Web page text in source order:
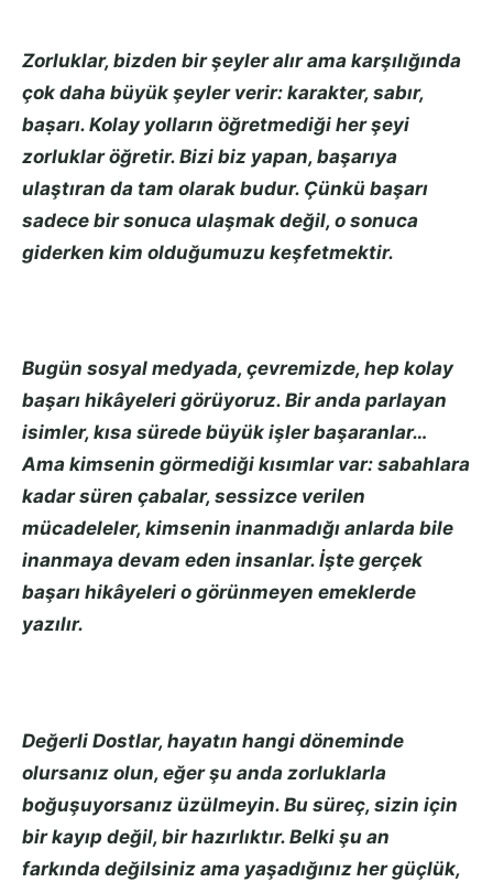
Zorluklar, bizden bir şeyler alır ama karşılığında
çok daha büyük şeyler verir: karakter, sabır,
baṣarı. Kolay yolların öğretmediği her şeyi
zorluklar öğretir. Bizi biz yapan, başarıya
ulaştıran da tam olarak budur. Çünkü başarı
sadece bir sonuca ulaşmak değil, o sonuca
giderken kim olduğumuzu keşfetmektir.
Bugün sosyal medyada, çevremizde, hep kolay
başarı hikâyeleri görüyoruz. Bir anda parlayan
isimler, kısa sürede büyük işler başaranlar…
Ama kimsenin görmediği kısımlar var: sabahlara
kadar süren çabalar, sessizce verilen
mücadeleler, kimsenin inanmadığı anlarda bile
inanmaya devam eden insanlar. İşte gerçek
başarı hikâyeleri o görünmeyen emeklerde
yazılır.
Değerli Dostlar, hayatın hangi döneminde
olursanız olun, eğer şu anda zorluklarla
boğuşuyorsanız üzülmeyin. Bu süreç, sizin için
bir kayıp değil, bir hazırlıktır. Belki şu an
farkında değilsiniz ama yaşadığınız her güçlük,